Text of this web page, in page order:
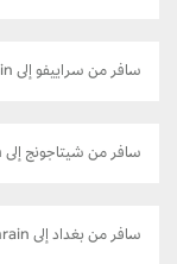
سافر من سراييفو إلى Bahrain
سافر من شيتاجونج إلى Bahrain
سافر من بغداد إلى Bahrain